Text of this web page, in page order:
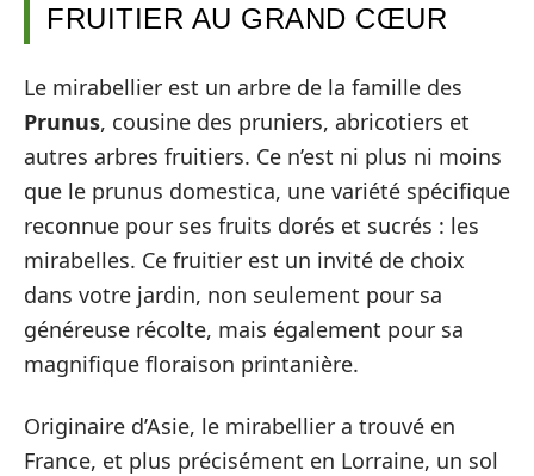
FRUITIER AU GRAND CŒUR
Le mirabellier est un arbre de la famille des
Prunus, cousine des pruniers, abricotiers et
autres arbres fruitiers. Ce n’est ni plus ni moins
que le prunus domestica, une variété spécifique
reconnue pour ses fruits dorés et sucrés : les
mirabelles. Ce fruitier est un invité de choix
dans votre jardin, non seulement pour sa
généreuse récolte, mais également pour sa
magnifique floraison printanière.
Originaire d’Asie, le mirabellier a trouvé en
France, et plus précisément en Lorraine, un sol